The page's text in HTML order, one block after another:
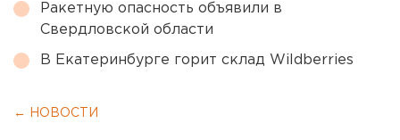
Ракетную опасность объявили в
Свердловской области
В Екатеринбурге горит склад Wildberries
← НОВОСТИ